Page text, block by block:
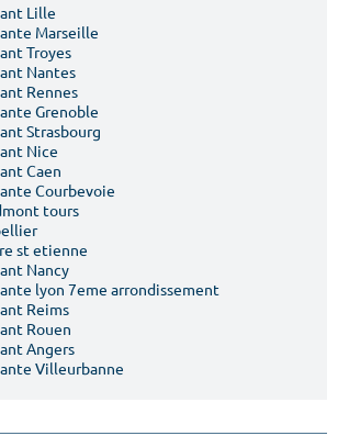
Lille
Marseille
Troyes
Nantes
Rennes
Grenoble
Strasbourg
Nice
Caen
Courbevoie
tours
st etienne
Nancy
lyon 7eme arrondissement
Reims
Rouen
Angers
Villeurbanne